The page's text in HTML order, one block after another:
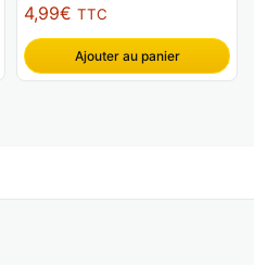
4,99€ TTC
Ajouter au panier